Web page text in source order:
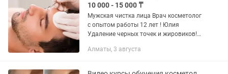
10 000 - 15 000 ₸
Мужская чистка лица Врач косметолог
с опытом работы 12 лет ! Юлия
Удаление черных точек и жировиков!
Распаривание лица гелем Ультразвук
Алматы, 3 августа